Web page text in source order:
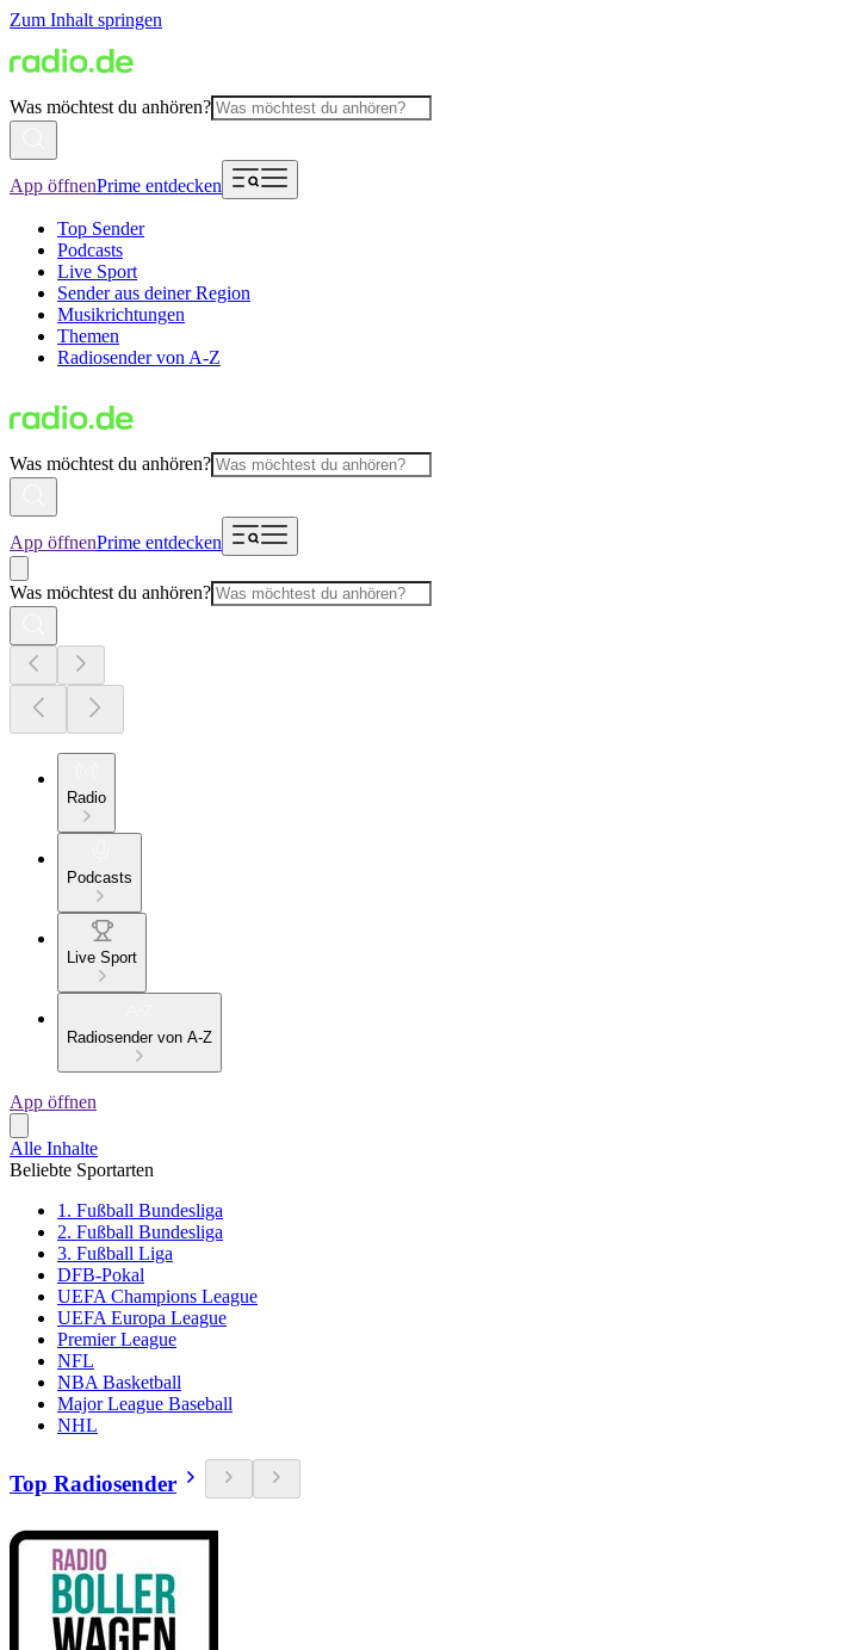
Zum Inhalt springen
Was möchtest du anhören?
App öffnenPrime entdecken
Top Sender
Podcasts
Live Sport
Sender aus deiner Region
Musikrichtungen
Themen
Radiosender von A-Z
Was möchtest du anhören?
App öffnenPrime entdecken
Was möchtest du anhören?
Radio
Podcasts
Live Sport
Radiosender von A-Z
App öffnen
Alle Inhalte
Beliebte Sportarten
1. Fußball Bundesliga
2. Fußball Bundesliga
3. Fußball Liga
DFB-Pokal
UEFA Champions League
UEFA Europa League
Premier League
NFL
NBA Basketball
Major League Baseball
NHL
Top Radiosender